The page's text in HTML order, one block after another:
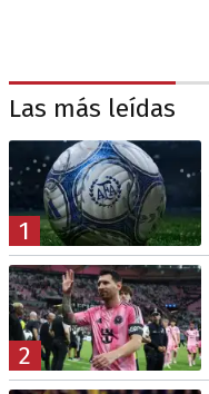
Las más leídas
1
2